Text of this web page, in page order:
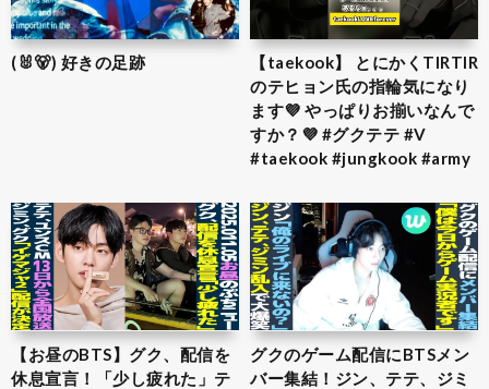
(🐰🐻) 好きの足跡
【taekook】 とにかくTIRTIR
のテヒョン氏の指輪気になり
ます💜 やっぱりお揃いなんで
すか？💜 #グクテテ #V
#taekook #jungkook #army
【お昼のBTS】グク、配信を
休息宣言！「少し疲れた」テ
グクのゲーム配信にBTSメン
バー集結！ジン、テテ、ジミ